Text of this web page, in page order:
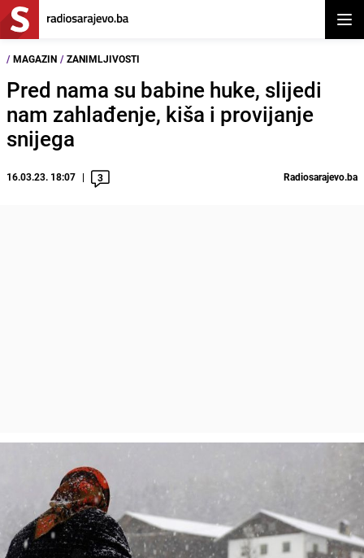
/ MAGAZIN / ZANIMLJIVOSTI
Pred nama su babine huke, slijedi
nam zahlađenje, kiša i provijanje
snijega
16.03.23. 18:07 3 Radiosarajevo.ba